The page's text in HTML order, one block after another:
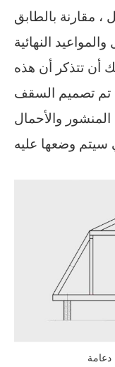
، مقارنة بالطابق
النهائية
أن تتذكر أن هذه
تم تصميم السقف
والأحمال
دعامة